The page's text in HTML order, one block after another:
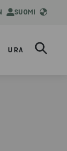
SUOMI
URA